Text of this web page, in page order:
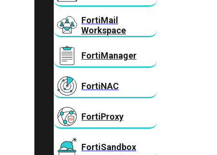
FortiMail
Workspace
FortiManager
FortiNAC
FortiProxy
FortiSandbox